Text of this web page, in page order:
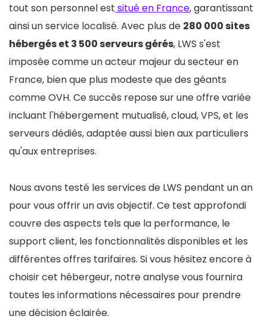
tout son personnel est situé en France, garantissant
ainsi un service localisé. Avec plus de 280 000 sites
hébergés et 3 500 serveurs gérés, LWS s'est
imposée comme un acteur majeur du secteur en
France, bien que plus modeste que des géants
comme OVH. Ce succès repose sur une offre variée
incluant l'hébergement mutualisé, cloud, VPS, et les
serveurs dédiés, adaptée aussi bien aux particuliers
qu'aux entreprises.
Nous avons testé les services de LWS pendant un an
pour vous offrir un avis objectif. Ce test approfondi
couvre des aspects tels que la performance, le
support client, les fonctionnalités disponibles et les
différentes offres tarifaires. Si vous hésitez encore à
choisir cet hébergeur, notre analyse vous fournira
toutes les informations nécessaires pour prendre
une décision éclairée.